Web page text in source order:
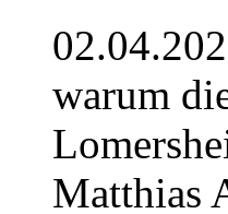
warum
Matthias